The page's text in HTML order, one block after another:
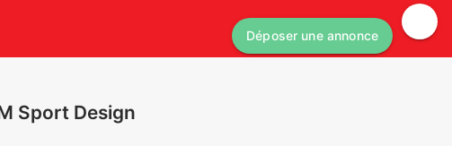
Déposer une annonce
Sport Design